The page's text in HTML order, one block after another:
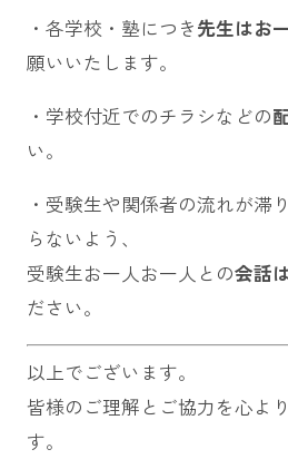
・各学校・塾につき先生はお
願いいたします。
・学校付近でのチラシなどの
い。
・受験生や関係者の流れが滞
らないよう、
受験生お一人お一人との会話
ださい。
以上でございます。
皆様のご理解とご協力を心よ
す。